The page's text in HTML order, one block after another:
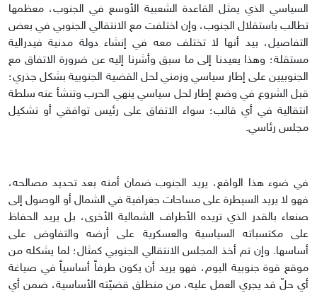
السياسي الذي يمثل القاعدة الشعبية الأوسع في الجنوب، معظمها
تطالب باستقلال الجنوب، وإن اختلفت مع الانتقالي الجنوبي في بعض
التفاصيل، بيد أنها لا تختلف معه في إنشاء دولة مدنية فيدرالية
مستقلة؛ وهذا يعيدنا إلى ما سبق وأشرنا إليه عن ضرورة الاتفاق مع
الجنوبيين على إطار سياسي وزمني لحل القضية الجنوبية بشكل جذري؛
قبل الشروع في وضع إطار لحل سياسي ينهي الحرب وتنشأ عنه سلطة
انتقالية في أي قالب؛ سواء الاتفاق على رئيس توافقي أو تشكيل
مجلس رئاسي.
في ضوء هذا الواقع، يريد الجنوب ضمان أمنه بعد تحديد مصالحه،
فهو لا يريد السيطرة على مساحات جغرافية في الشمال أو الوصول إلى
صنعاء بالقدر الذي تريده الأطراف الشمالية الأخرى، بل يريد الحفاظ
على مكتسباته السياسية والعسكرية على أرضه والتفاوض على
أساسها. وإن تم أخذ المجلس الانتقالي الجنوبي كمثال؛ لما يشكله من
موقع قوة جنوبية اليوم، فهو يريد أن يكون طرفاً أساسياً في صياغة
أي حلّ قد يجري العمل عليه، من منطلق قضيّته الأساسية، ضمن أي